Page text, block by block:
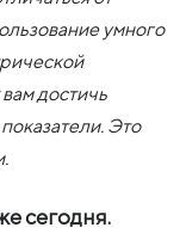
умного
достичь
Это
сегодня.